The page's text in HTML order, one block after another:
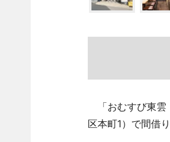
「おむすび東雲
区本町1）で間借